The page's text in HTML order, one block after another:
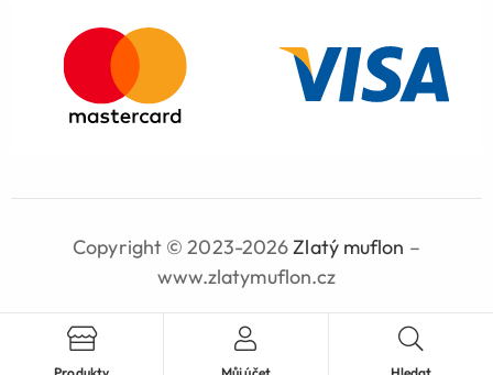
Copyright © 2023-2026Zlatý muflon –
www.zlatymuflon.cz